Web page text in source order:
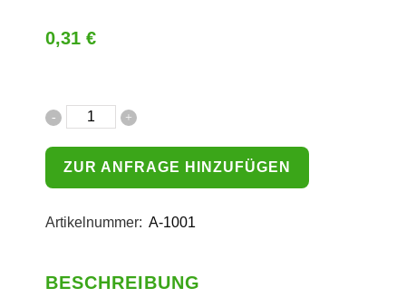
0,31 €
ZUR ANFRAGE HINZUFÜGEN
Artikelnummer: A-1001
BESCHREIBUNG